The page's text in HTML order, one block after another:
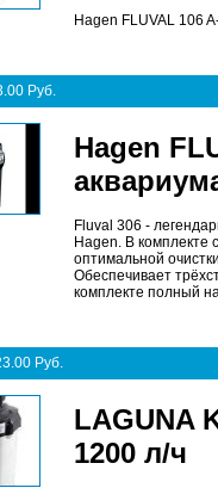
Hagen FLUVAL 106
Руб.
Hagen
Fluval 306 -
Hagen. В
оптимальной
Обеспечивает
комплекте полный
Руб.
LAGUNA
1200 л/ч